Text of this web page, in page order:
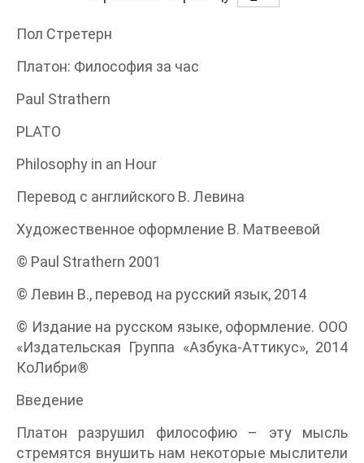
Пол Стретерн
Платон: Философия за час
Paul Strathern
PLATO
Philosophy in an Hour
Перевод с английского В. Левина
Художественное оформление В. Матвеевой
© Paul Strathern 2001
© Левин В., перевод на русский язык, 2014
© Издание на русском языке, оформление. ООО
«Издательская Группа «Азбука-Аттикус», 2014
КоЛибри®
Введение
Платон разрушил философию – эту мысль
стремятся внушить нам некоторые мыслители